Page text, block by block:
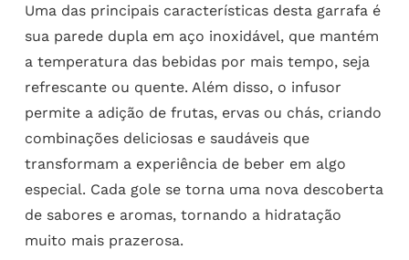
Uma das principais características desta garrafa é
sua parede dupla em aço inoxidável, que mantém
a temperatura das bebidas por mais tempo, seja
refrescante ou quente. Além disso, o infusor
permite a adição de frutas, ervas ou chás, criando
combinações deliciosas e saudáveis que
transformam a experiência de beber em algo
especial. Cada gole se torna uma nova descoberta
de sabores e aromas, tornando a hidratação
muito mais prazerosa.